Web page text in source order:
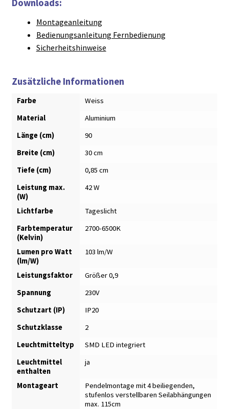
Downloads:
Montageanleitung
Bedienungsanleitung Fernbedienung
Sicherheitshinweise
Zusätzliche Informationen
Farbe
Weiss
Material
Aluminium
Länge (cm)
90
Breite (cm)
30 cm
Tiefe (cm)
0,85 cm
Leistung max.
(W)
42 W
Lichtfarbe
Tageslicht
Farbtemperatur
(Kelvin)
2700-6500K
Lumen pro Watt
(lm/W)
103 lm/W
Leistungsfaktor
Größer 0,9
Spannung
230V
Schutzart (IP)
IP20
Schutzklasse
2
Leuchtmitteltyp
SMD LED integriert
Leuchtmittel
enthalten
ja
Montageart
Pendelmontage mit 4 beiliegenden,
stufenlos verstellbaren Seilabhängungen
max. 115cm